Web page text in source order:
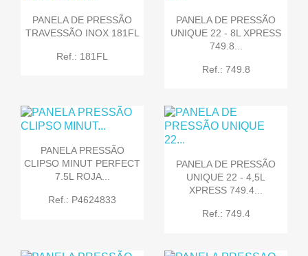
PANELA DE PRESSÃO
TRAVESSÃO INOX 181FL
Ref.: 181FL
PANELA DE PRESSÃO
UNIQUE 22 - 8L XPRESS
749.8...
Ref.: 749.8
PANELA PRESSÃO
CLIPSO MINUT PERFECT
7.5L ROJA...
Ref.: P4624833
PANELA DE PRESSÃO
UNIQUE 22 - 4,5L
XPRESS 749.4...
Ref.: 749.4